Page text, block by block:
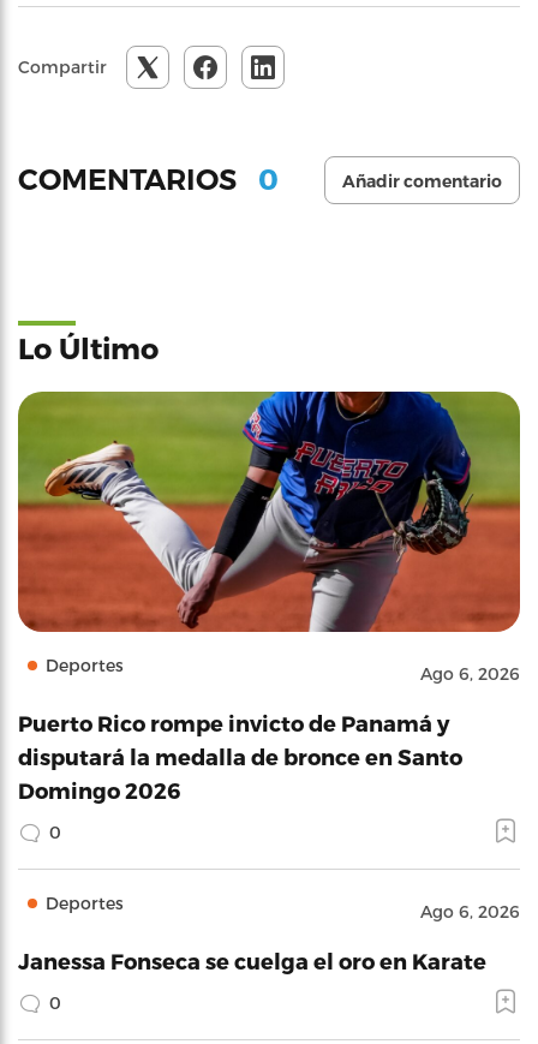
Compartir
COMENTARIOS 0 Añadir comentario
Lo Último
Deportes Ago 6, 2026
Puerto Rico rompe invicto de Panamá y
disputará la medalla de bronce en Santo
Domingo 2026
0
Deportes Ago 6, 2026
Janessa Fonseca se cuelga el oro en Karate
0